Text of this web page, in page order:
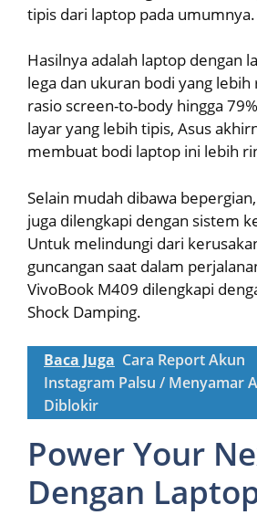
tipis dari laptop pada umumnya.
Hasilnya adalah laptop dengan
lega dan ukuran bodi yang
rasio screen-to-body hingga
layar yang lebih tipis, Asus
membuat bodi laptop ini lebih
Selain mudah dibawa
juga dilengkapi dengan sistem
Untuk melindungi dari
guncangan saat dalam
VivoBook M409 dilengkapi
Shock Damping.
Baca Juga Cara Report Akun
Instagram Palsu / Menyamar
Diblokir
Power Your
Dengan